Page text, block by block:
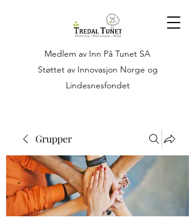
Medlem av Inn På Tunet SA
Støttet av Innovasjon Norge og
Lindesnesfondet
Grupper